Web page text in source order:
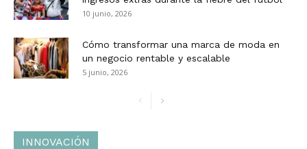
10 junio, 2026
Cómo transformar una marca de moda en
un negocio rentable y escalable
5 junio, 2026
INNOVACIÓN